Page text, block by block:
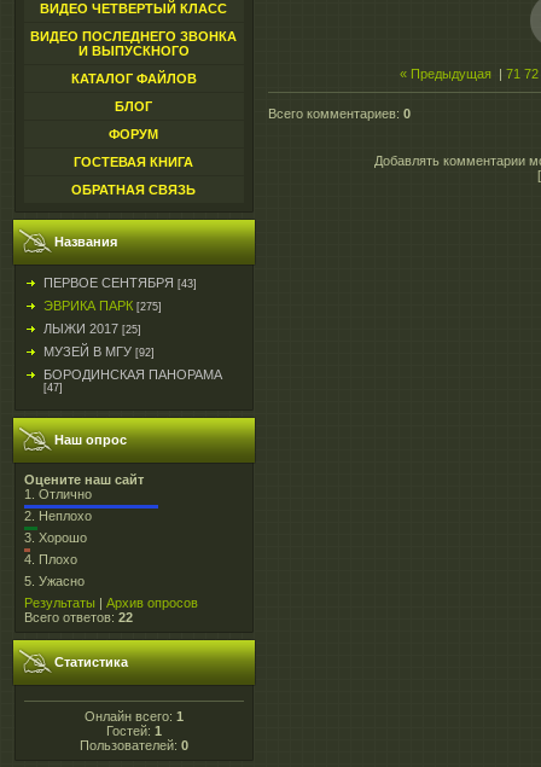
ВИДЕО ЧЕТВЕРТЫЙ КЛАСС
ВИДЕО ПОСЛЕДНЕГО ЗВОНКА
И ВЫПУСКНОГО
КАТАЛОГ ФАЙЛОВ
БЛОГ
ФОРУМ
ГОСТЕВАЯ КНИГА
ОБРАТНАЯ СВЯЗЬ
Названия
ПЕРВОЕ СЕНТЯБРЯ [43]
ЭВРИКА ПАРК [275]
ЛЫЖИ 2017 [25]
МУЗЕЙ В МГУ [92]
БОРОДИНСКАЯ ПАНОРАМА
[47]
Наш опрос
Оцените наш сайт
1. Отлично
2. Неплохо
3. Хорошо
4. Плохо
5. Ужасно
Результаты | Архив опросов
Всего ответов: 22
Статистика
Онлайн всего: 1
Гостей: 1
Пользователей: 0
« Предыдущая 71 72
Всего комментариев: 0
Добавлять комментарии